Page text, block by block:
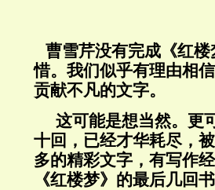
曹雪芹没有完成《红
惜。我们似乎有理由相
贡献不凡的文字。
这可能是想当然。更
十回，已经才华耗尽，
多的精彩文字，有写作
《红楼梦》的最后几回